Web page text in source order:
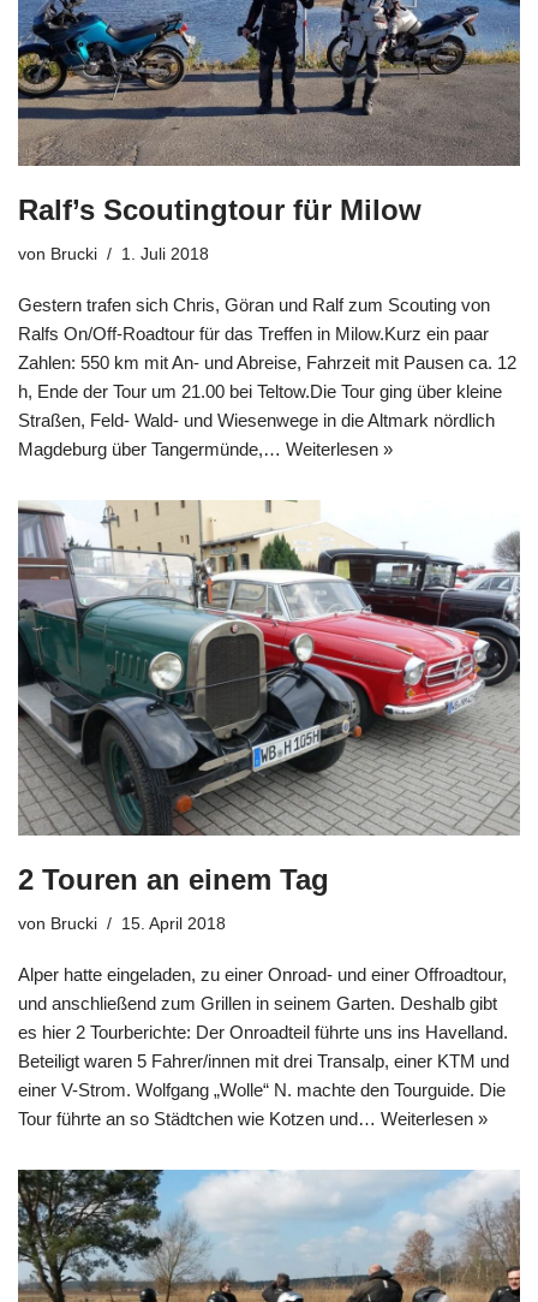
Ralf’s Scoutingtour für Milow
von Brucki 1. Juli 2018
Gestern trafen sich Chris, Göran und Ralf zum Scouting von
Ralfs On/Off-Roadtour für das Treffen in Milow.Kurz ein paar
Zahlen: 550 km mit An- und Abreise, Fahrzeit mit Pausen ca. 12
h, Ende der Tour um 21.00 bei Teltow.Die Tour ging über kleine
Straßen, Feld- Wald- und Wiesenwege in die Altmark nördlich
Magdeburg über Tangermünde,… Weiterlesen »
2 Touren an einem Tag
von Brucki 15. April 2018
Alper hatte eingeladen, zu einer Onroad- und einer Offroadtour,
und anschließend zum Grillen in seinem Garten. Deshalb gibt
es hier 2 Tourberichte: Der Onroadteil führte uns ins Havelland.
Beteiligt waren 5 Fahrer/innen mit drei Transalp, einer KTM und
einer V-Strom. Wolfgang „Wolle“ N. machte den Tourguide. Die
Tour führte an so Städtchen wie Kotzen und… Weiterlesen »